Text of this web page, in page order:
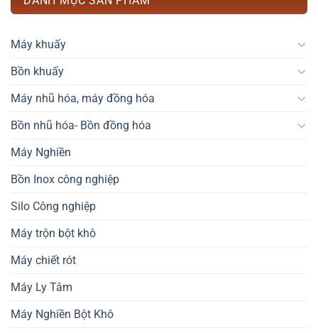
Máy khuấy
Bồn khuấy
Máy nhũ hóa, máy đồng hóa
Bồn nhũ hóa- Bồn đồng hóa
Máy Nghiền
Bồn Inox công nghiệp
Silo Công nghiệp
Máy trộn bột khô
Máy chiết rót
Máy Ly Tâm
Máy Nghiền Bột Khô